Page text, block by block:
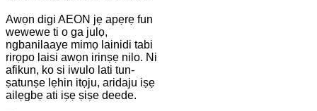
Awọn digi AEON jẹ apẹrẹ fun
wewewe ti o ga julọ,
ngbanilaaye mimọ lainidi tabi
rirọpo laisi awọn irinṣẹ nilo. Ni
afikun, ko si iwulo lati tun-
ṣatunṣe lẹhin itọju, aridaju iṣẹ
ailẹgbẹ ati iṣẹ ṣiṣe deede.